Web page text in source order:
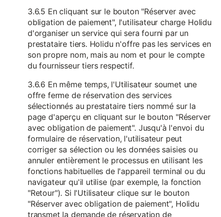
3.6.5 En cliquant sur le bouton "Réserver avec
obligation de paiement", l'utilisateur charge Holidu
d'organiser un service qui sera fourni par un
prestataire tiers. Holidu n'offre pas les services en
son propre nom, mais au nom et pour le compte
du fournisseur tiers respectif.
3.6.6 En même temps, l'Utilisateur soumet une
offre ferme de réservation des services
sélectionnés au prestataire tiers nommé sur la
page d'aperçu en cliquant sur le bouton "Réserver
avec obligation de paiement". Jusqu'à l'envoi du
formulaire de réservation, l'utilisateur peut
corriger sa sélection ou les données saisies ou
annuler entièrement le processus en utilisant les
fonctions habituelles de l'appareil terminal ou du
navigateur qu'il utilise (par exemple, la fonction
"Retour"). Si l'Utilisateur clique sur le bouton
"Réserver avec obligation de paiement", Holidu
transmet la demande de réservation de